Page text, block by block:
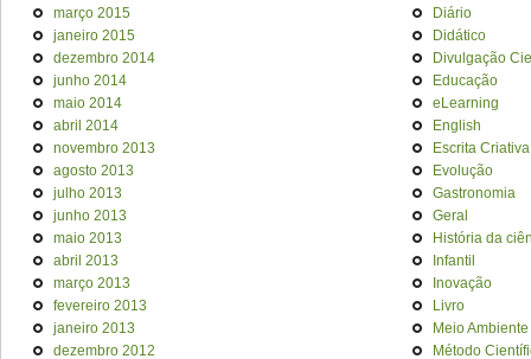
março 2015
janeiro 2015
dezembro 2014
junho 2014
maio 2014
abril 2014
novembro 2013
agosto 2013
julho 2013
junho 2013
maio 2013
abril 2013
março 2013
fevereiro 2013
janeiro 2013
dezembro 2012
Diário
Didático
Divulgação
Educação
eLearning
English
Escrita Criativa
Evolução
Gastronomia
Geral
História da
Infantil
Inovação
Livro
Meio Ambiente
Método